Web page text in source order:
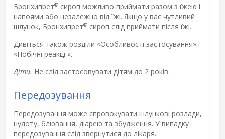
Бронхипрет® сироп можливо приймати разом з їжею і
напоями або незалежно від їжі. Якщо у вас чутливий
шлунок, Бронхипрет® сироп слід приймати після їжі.
Дивіться також розділи «Особливості застосування» і
«Побічні реакції».
Діти. Не слід застосовувати дітям до 2 років.
Передозування
Передозування може спровокувати шлункові розлади,
нудоту, блювання, діарею та збудження. У випадку
передозування слід звернутися до лікаря.